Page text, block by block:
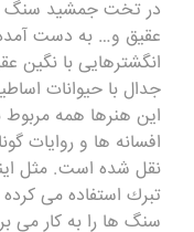
در تخت جمشید سنگ
عقیق و… به دست
انگشترهایى با نگین
جدال با حیوانات
این هنرها همه
افسانه ها و روایات
نقل شده است. مثل
تبرك استفاده مى كرده
سنگ ها را به كار مى